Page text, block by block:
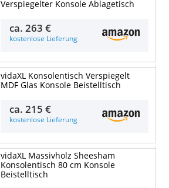
Verspiegelter Konsole Ablagetisch
ca.263 €
kostenlose Lieferung
vidaXL Konsolentisch Verspiegelt
MDF Glas Konsole Beistelltisch
ca.215 €
kostenlose Lieferung
vidaXL Massivholz Sheesham
Konsolentisch 80 cm Konsole
Beistelltisch